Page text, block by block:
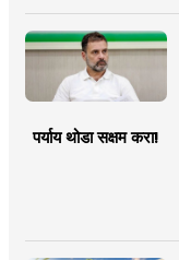
पर्याय थोडा सक्षम करा!